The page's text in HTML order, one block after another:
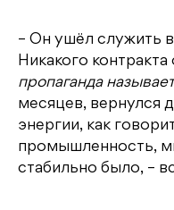
– Он ушёл служить
Никакого
пропаганда
месяцев, вернулся
энергии, как
промышленность,
стабильно было, –